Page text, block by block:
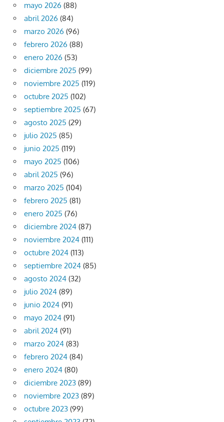
mayo 2026 (88)
abril 2026 (84)
marzo 2026 (96)
febrero 2026 (88)
enero 2026 (53)
diciembre 2025 (99)
noviembre 2025 (119)
octubre 2025 (102)
septiembre 2025 (67)
agosto 2025 (29)
julio 2025 (85)
junio 2025 (119)
mayo 2025 (106)
abril 2025 (96)
marzo 2025 (104)
febrero 2025 (81)
enero 2025 (76)
diciembre 2024 (87)
noviembre 2024 (111)
octubre 2024 (113)
septiembre 2024 (85)
agosto 2024 (32)
julio 2024 (89)
junio 2024 (91)
mayo 2024 (91)
abril 2024 (91)
marzo 2024 (83)
febrero 2024 (84)
enero 2024 (80)
diciembre 2023 (89)
noviembre 2023 (89)
octubre 2023 (99)